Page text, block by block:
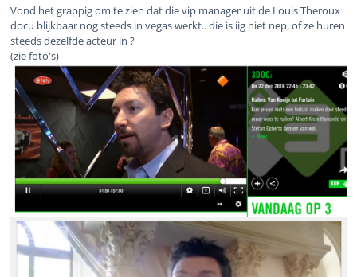
Vond het grappig om te zien dat die vip manager uit de Louis Theroux
docu blijkbaar nog steeds in vegas werkt.. die is iig niet nep, of ze huren
steeds dezelfde acteur in ?
(zie foto's)